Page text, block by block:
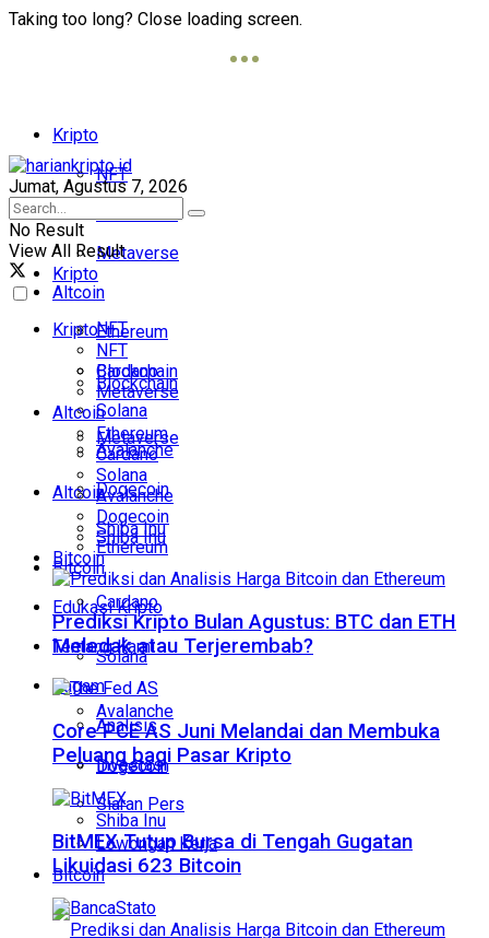
Taking too long? Close loading screen.
Kripto
NFT
Blockchain
Metaverse
Altcoin
Ethereum
Cardano
Solana
Avalanche
Dogecoin
Shiba Inu
Bitcoin
Edukasi Kripto
Tentang Kami
Ragam
Analisis
Investasi
Siaran Pers
Lowongan Kerja
Jumat, Agustus 7, 2026
No Result
View All Result
Kripto
NFT
Blockchain
Metaverse
Altcoin
Ethereum
Cardano
Solana
Avalanche
Dogecoin
Shiba Inu
Bitcoin
Kripto
NFT
Blockchain
Metaverse
Altcoin
Ethereum
Cardano
Solana
Avalanche
Dogecoin
Shiba Inu
Bitcoin
Prediksi Kripto Bulan Agustus: BTC dan ETH
Meledak atau Terjerembab?
Core PCE AS Juni Melandai dan Membuka
Peluang bagi Pasar Kripto
BitMEX Tutup Bursa di Tengah Gugatan
Likuidasi 623 Bitcoin